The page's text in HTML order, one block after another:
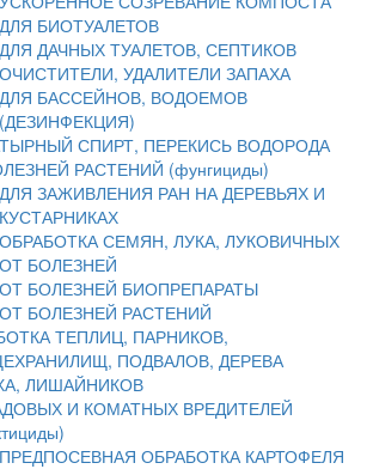
ДЛЯ БИОТУАЛЕТОВ
ДЛЯ ДАЧНЫХ ТУАЛЕТОВ, СЕПТИКОВ
ОЧИСТИТЕЛИ, УДАЛИТЕЛИ ЗАПАХА
ДЛЯ БАССЕЙНОВ, ВОДОЕМОВ
(ДЕЗИНФЕКЦИЯ)
СПИРТ, ПЕРЕКИСЬ ВОДОРОДА
РАСТЕНИЙ (фунгициды)
ДЛЯ ЗАЖИВЛЕНИЯ РАН НА ДЕРЕВЬЯХ И
КУСТАРНИКАХ
ОБРАБОТКА СЕМЯН, ЛУКА, ЛУКОВИЧНЫХ
ОТ БОЛЕЗНЕЙ
ОТ БОЛЕЗНЕЙ БИОПРЕПАРАТЫ
ОТ БОЛЕЗНЕЙ РАСТЕНИЙ
ТЕПЛИЦ, ПАРНИКОВ,
ПОДВАЛОВ, ДЕРЕВА
ЛИШАЙНИКОВ
И КОМАТНЫХ ВРЕДИТЕЛЕЙ
ПРЕДПОСЕВНАЯ ОБРАБОТКА КАРТОФЕЛЯ